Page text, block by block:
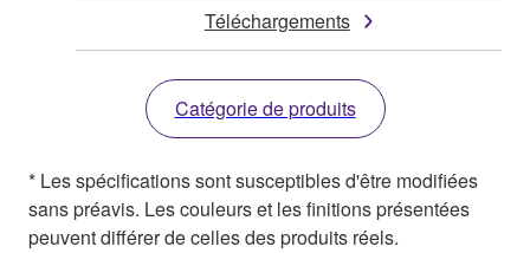
Téléchargements
Catégorie de produits
* Les spécifications sont susceptibles d'être modifiées
sans préavis. Les couleurs et les finitions présentées
peuvent différer de celles des produits réels.